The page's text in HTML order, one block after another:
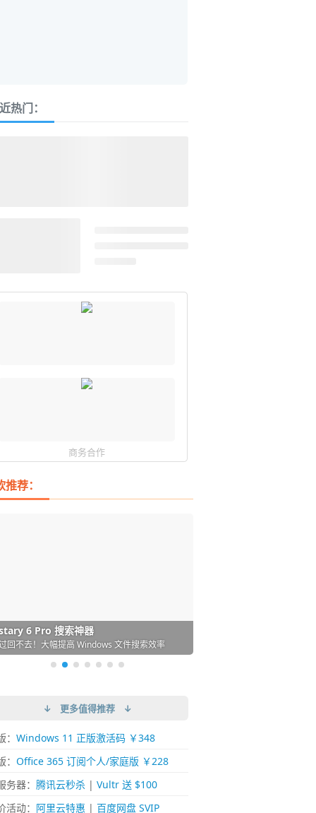
热门：
商务合作
荐：
必备的下载神器
的 Windows 平台下载工具
6 Pro 搜索神器
回不去！大幅提高 Windows 文件搜索效率
桌面图标自动整理/美化神器
必备！图标再多桌面也不再凌乱！
Desktop 虚拟机
上流畅运行 Windows (支持 M 芯片)
下载网络视频的神器 (Mac)
下视频，超简单好用！谁用谁知道
- 极简好用的 Markdown 编辑器
写作体验！跨平台支持 Win / Mac
↓ 更多值得推荐 ↓
Windows 11 正版激活码 ￥348
Office 365 订阅个人/家庭版 ￥228
务器： 腾讯云秒杀| Vultr 送 $100
活动： 阿里云特惠 | 百度网盘 SVIP